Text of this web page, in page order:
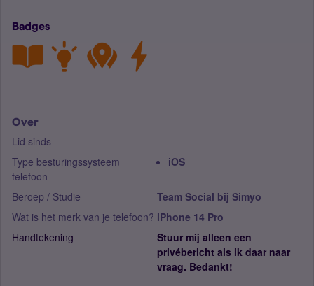
Badges
Over
Lid sinds
Type besturingssysteem
telefoon
iOS
Beroep / Studie
Team Social bij Simyo
Wat is het merk van je telefoon? iPhone 14 Pro
Handtekening
Stuur mij alleen een
privébericht als ik daar naar
vraag. Bedankt!